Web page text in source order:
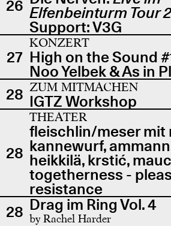
26 Elfenbeinturm Tour
Support: V3G
27
KONZERT
High on the Sound
Noo Yelbek & As in
28 ZUM MITMACHEN
IGTZ Workshop
28
THEATER
fleischlin/meser mit
kannewurf,
heikkilä, krstić,
togetherness -
resistance
28 Drag im Ring Vol. 4
by Rachel Harder